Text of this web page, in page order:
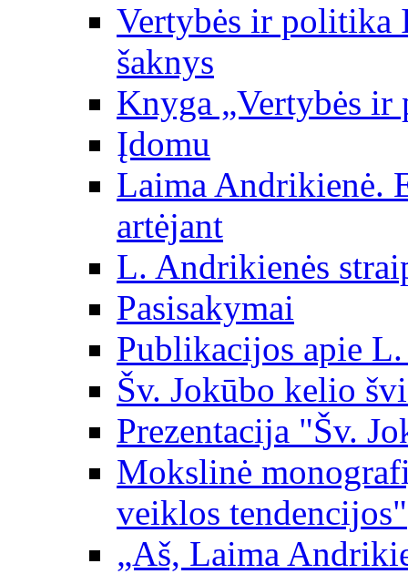
Vertybės ir politika
šaknys
Knyga „Vertybės
Įdomu
Laima Andrikienė.
artėjant
L. Andrikienės
Pasisakymai
Publikacijos apie
Šv. Jokūbo kelio
Prezentacija "Šv.
Mokslinė
veiklos tendencijos"
„Aš, Laima